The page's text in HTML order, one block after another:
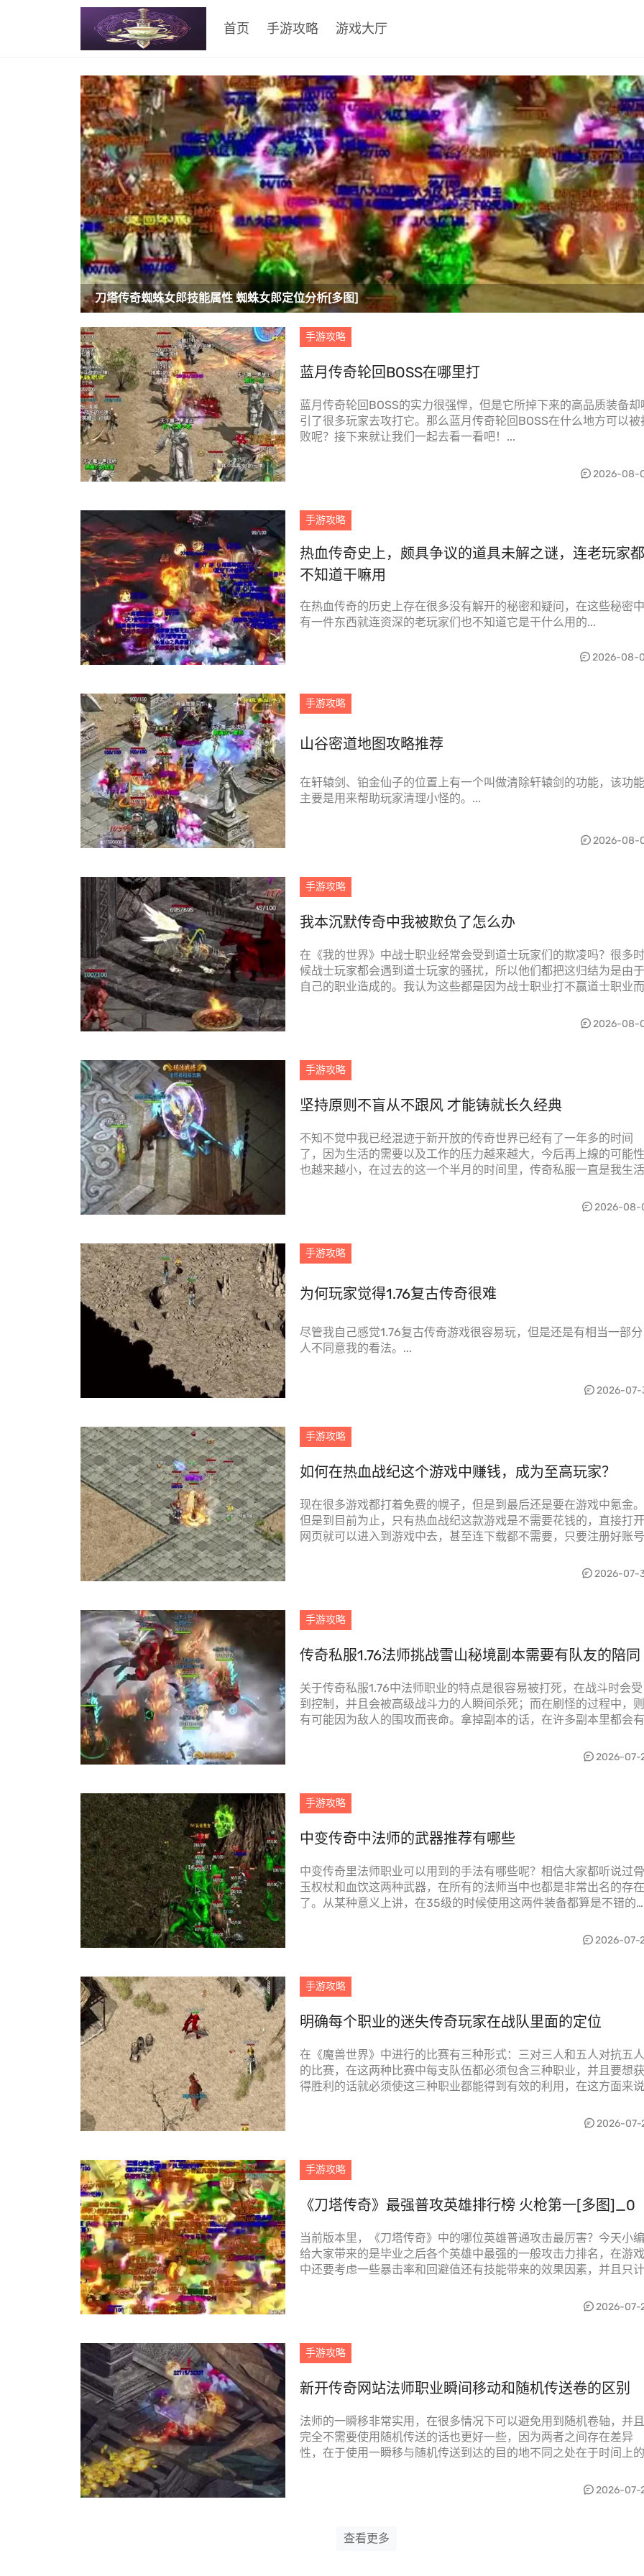
首页 手游攻略 游戏大厅
刀塔传奇蜘蛛女郎技能属性 蜘蛛女郎定位分析[多图]
手游攻略
蓝月传奇轮回BOSS在哪里打
蓝月传奇轮回BOSS的实力很强悍，但是它所掉下来的高品质装备却
引了很多玩家去攻打它。那么蓝月传奇轮回BOSS在什么地方可以被
败呢？接下来就让我们一起去看一看吧！...
2026-08-
手游攻略
热血传奇史上，颇具争议的道具未解之谜，连老玩家都
不知道干嘛用
在热血传奇的历史上存在很多没有解开的秘密和疑问，在这些秘密中
有一件东西就连资深的老玩家们也不知道它是干什么用的...
2026-08-
手游攻略
山谷密道地图攻略推荐
在轩辕剑、铂金仙子的位置上有一个叫做清除轩辕剑的功能，该功能
主要是用来帮助玩家清理小怪的。...
2026-08-
手游攻略
我本沉默传奇中我被欺负了怎么办
在《我的世界》中战士职业经常会受到道士玩家们的欺凌吗？很多时
候战士玩家都会遇到道士玩家的骚扰，所以他们都把这归结为是由于
自己的职业造成的。我认为这些都是因为战士职业打不赢道士职业而
2026-08-
手游攻略
坚持原则不盲从不跟风 才能铸就长久经典
不知不觉中我已经混迹于新开放的传奇世界已经有了一年多的时间
了，因为生活的需要以及工作的压力越来越大，今后再上線的可能性
也越来越小，在过去的这一个半月的时间里，传奇私服一直是我生活
2026-08-
手游攻略
为何玩家觉得1.76复古传奇很难
尽管我自己感觉1.76复古传奇游戏很容易玩，但是还是有相当一部分
人不同意我的看法。...
2026-07-
手游攻略
如何在热血战纪这个游戏中赚钱，成为至高玩家？
现在很多游戏都打着免费的幌子，但是到最后还是要在游戏中氪金。
但是到目前为止，只有热血战纪这款游戏是不需要花钱的，直接打开
网页就可以进入到游戏中去，甚至连下载都不需要，只要注册好账号
2026-07-
手游攻略
传奇私服1.76法师挑战雪山秘境副本需要有队友的陪同
关于传奇私服1.76中法师职业的特点是很容易被打死，在战斗时会受
到控制，并且会被高级战斗力的人瞬间杀死；而在刷怪的过程中，则
有可能因为敌人的围攻而丧命。拿掉副本的话，在许多副本里都会有
2026-07-
手游攻略
中变传奇中法师的武器推荐有哪些
中变传奇里法师职业可以用到的手法有哪些呢？相信大家都听说过骨
玉权杖和血饮这两种武器，在所有的法师当中也都是非常出名的存在
了。从某种意义上讲，在35级的时候使用这两件装备都算是不错的选
2026-07-
手游攻略
明确每个职业的迷失传奇玩家在战队里面的定位
在《魔兽世界》中进行的比赛有三种形式：三对三人和五人对抗五人
的比赛，在这两种比赛中每支队伍都必须包含三种职业，并且要想获
得胜利的话就必须使这三种职业都能得到有效的利用，在这方面来说
2026-07-
手游攻略
《刀塔传奇》最强普攻英雄排行榜 火枪第一[多图]_0
当前版本里，《刀塔传奇》中的哪位英雄普通攻击最厉害？今天小编
给大家带来的是毕业之后各个英雄中最强的一般攻击力排名，在游戏
中还要考虑一些暴击率和回避值还有技能带来的效果因素，并且只计
2026-07-
手游攻略
新开传奇网站法师职业瞬间移动和随机传送卷的区别
法师的一瞬移非常实用，在很多情况下可以避免用到随机卷轴，并且
完全不需要使用随机传送的话也更好一些，因为两者之间存在差异
性，在于使用一瞬移与随机传送到达的目的地不同之处在于时间上的
2026-07-
查看更多